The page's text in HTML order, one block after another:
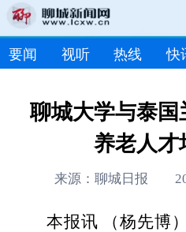
要闻 视听 热线 快
聊城大学与泰
养老人才
来源：聊城日报
本报讯 （杨先博）